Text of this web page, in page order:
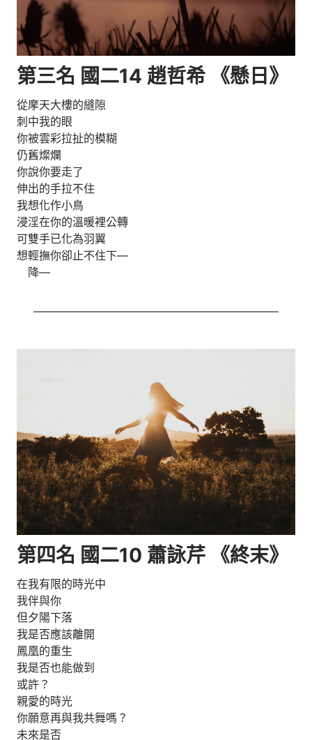
第三名 國二14 趙哲希 《懸日》
從摩天大樓的縫隙
刺中我的眼
你被雲彩拉扯的模糊
仍舊燦爛
你說你要走了
伸出的手拉不住
我想化作小鳥
浸淫在你的溫暖裡公轉
可雙手已化為羽翼
想輕撫你卻止不住下—
降—
——————————————————————
第四名 國二10 蕭詠芹 《終末》
在我有限的時光中
我伴與你
但夕陽下落
我是否應該離開
鳳凰的重生
我是否也能做到
或許？
親愛的時光
你願意再與我共舞嗎？
未來是否